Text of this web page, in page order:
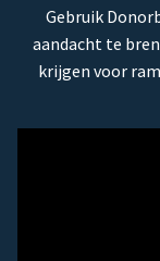
Gebruik
aandacht te
krijgen voor